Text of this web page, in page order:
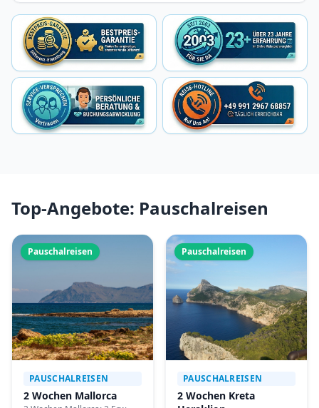
Top-Angebote: Pauschalreisen
Pauschalreisen
PAUSCHALREISEN
2 Wochen Mallorca
Pauschalreisen
PAUSCHALREISEN
2 Wochen Kreta